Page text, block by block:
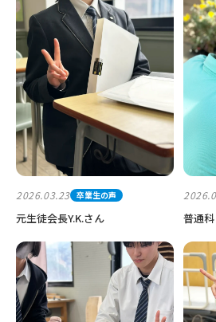
2026.03.23 卒業生の声
元生徒会長Y.K.さん 普通